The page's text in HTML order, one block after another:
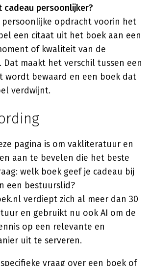
cadeau persoonlijker?
persoonlijke opdracht voorin het
een citaat uit het boek aan een
of kwaliteit van de
Dat maakt het verschil tussen een
wordt bewaard en een boek dat
verdwijnt.
pagina is om vakliteratuur en
aan te bevelen die het beste
welk boek geef je cadeau bij
een bestuurslid?
verdiept zich al meer dan 30
en gebruikt nu ook AI om de
op een relevante en
uit te serveren.
vraag over een boek of